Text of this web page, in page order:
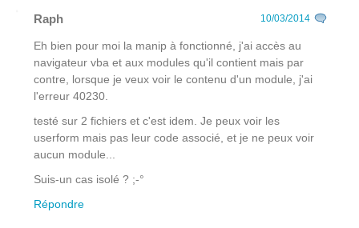
Raph 10/03/2014
Eh bien pour moi la manip à fonctionné, j'ai accès au
navigateur vba et aux modules qu'il contient mais par
contre, lorsque je veux voir le contenu d'un module, j'ai
l'erreur 40230.
testé sur 2 fichiers et c'est idem. Je peux voir les
userform mais pas leur code associé, et je ne peux voir
aucun module...
Suis-un cas isolé ? ;-°
Répondre